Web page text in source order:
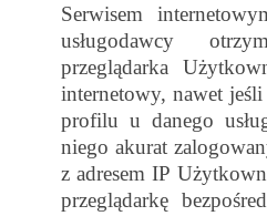
Serwisem
usługodawcy
przeglądarka
internetowy, nawet
profilu u danego
niego akurat
z adresem IP
przeglądarkę